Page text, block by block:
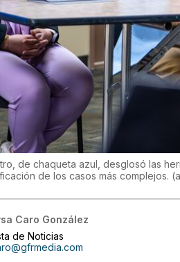
de chaqueta azul, desglosó las
de los casos más complejos. (
Caro González
de Noticias